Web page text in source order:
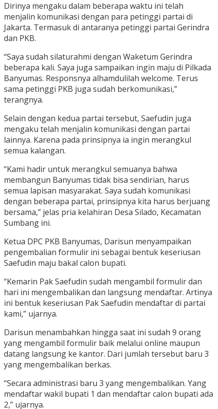
Dirinya mengaku dalam beberapa waktu ini telah
menjalin komunikasi dengan para petinggi partai di
Jakarta. Termasuk di antaranya petinggi partai Gerindra
dan PKB.
“Saya sudah silaturahmi dengan Waketum Gerindra
beberapa kali. Saya juga sampaikan ingin maju di Pilkada
Banyumas. Responsnya alhamdulilah welcome. Terus
sama petinggi PKB juga sudah berkomunikasi,”
terangnya.
Selain dengan kedua partai tersebut, Saefudin juga
mengaku telah menjalin komunikasi dengan partai
lainnya. Karena pada prinsipnya ia ingin merangkul
semua kalangan.
“Kami hadir untuk merangkul semuanya bahwa
membangun Banyumas tidak bisa sendirian, harus
semua lapisan masyarakat. Saya sudah komunikasi
dengan beberapa partai, prinsipnya kita harus berjuang
bersama,” jelas pria kelahiran Desa Silado, Kecamatan
Sumbang ini.
Ketua DPC PKB Banyumas, Darisun menyampaikan
pengembalian formulir ini sebagai bentuk keseriusan
Saefudin maju bakal calon bupati.
“Kemarin Pak Saefudin sudah mengambil formulir dan
hari ini mengembalikan dan langsung mendaftar. Artinya
ini bentuk keseriusan Pak Saefudin mendaftar di partai
kami,” ujarnya.
Darisun menambahkan hingga saat ini sudah 9 orang
yang mengambil formulir baik melalui online maupun
datang langsung ke kantor. Dari jumlah tersebut baru 3
yang mengembalikan berkas.
“Secara administrasi baru 3 yang mengembalikan. Yang
mendaftar wakil bupati 1 dan mendaftar calon bupati ada
2,” ujarnya.